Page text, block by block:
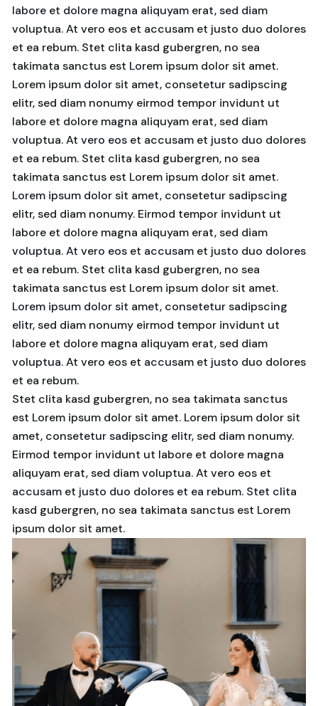
labore et dolore magna aliquyam erat, sed diam
voluptua. At vero eos et accusam et justo duo dolores
et ea rebum. Stet clita kasd gubergren, no sea
takimata sanctus est Lorem ipsum dolor sit amet.
Lorem ipsum dolor sit amet, consetetur sadipscing
elitr, sed diam nonumy eirmod tempor invidunt ut
labore et dolore magna aliquyam erat, sed diam
voluptua. At vero eos et accusam et justo duo dolores
et ea rebum. Stet clita kasd gubergren, no sea
takimata sanctus est Lorem ipsum dolor sit amet.
Lorem ipsum dolor sit amet, consetetur sadipscing
elitr, sed diam nonumy. Eirmod tempor invidunt ut
labore et dolore magna aliquyam erat, sed diam
voluptua. At vero eos et accusam et justo duo dolores
et ea rebum. Stet clita kasd gubergren, no sea
takimata sanctus est Lorem ipsum dolor sit amet.
Lorem ipsum dolor sit amet, consetetur sadipscing
elitr, sed diam nonumy eirmod tempor invidunt ut
labore et dolore magna aliquyam erat, sed diam
voluptua. At vero eos et accusam et justo duo dolores
et ea rebum.
Stet clita kasd gubergren, no sea takimata sanctus
est Lorem ipsum dolor sit amet. Lorem ipsum dolor sit
amet, consetetur sadipscing elitr, sed diam nonumy.
Eirmod tempor invidunt ut labore et dolore magna
aliquyam erat, sed diam voluptua. At vero eos et
accusam et justo duo dolores et ea rebum. Stet clita
kasd gubergren, no sea takimata sanctus est Lorem
ipsum dolor sit amet.